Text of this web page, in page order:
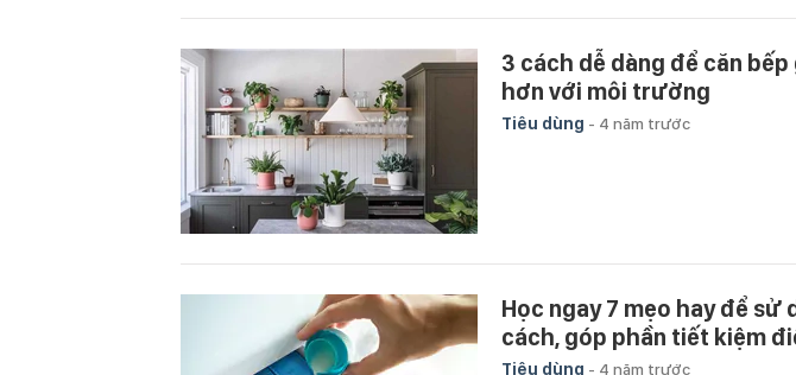
3 cách dễ dàng để căn
hơn với môi trường
Tiêu dùng - 4 năm trước
Học ngay 7 mẹo hay để sử
cách, góp phần tiết kiệm
Tiêu dùng - 4 năm trước